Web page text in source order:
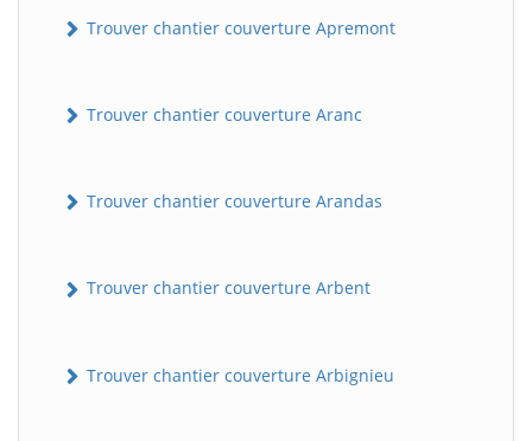
Trouver chantier couverture Apremont
Trouver chantier couverture Aranc
Trouver chantier couverture Arandas
Trouver chantier couverture Arbent
Trouver chantier couverture Arbignieu